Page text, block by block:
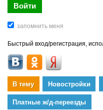
Быстрый вход/регистрация,
В тему Новостройки
Платные ж/д-переезды